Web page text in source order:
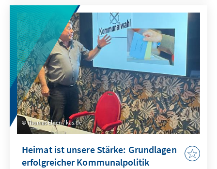
Seiten zugutekommende
Rüstungskooperation und Deutschlands Rolle
als nachrichtendienstlicher Unterstützer und
immer wieder diskreter Vermittler im
Hintergrund, wie Oberst Dr. Klaus Jürgen
Haffner, Verteidigungsattaché an der
Deutschen Botschaft in Israel von 2018-2022,
und Dr. Gerhard Conrad vor mehr als 100
geladenen Gästen fachkundig darlegten.
Thomas Ehlen / kas.de
Heimat ist unsere Stärke: Grundlagen
erfolgreicher Kommunalpolitik